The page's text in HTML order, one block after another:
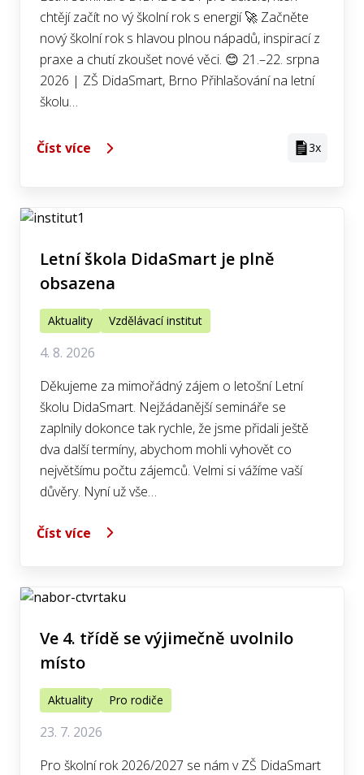
chtějí začít no vý školní rok s energií 🚀 Začněte
nový školní rok s hlavou plnou nápadů, inspirací z
praxe a chutí zkoušet nové věci. 😊 21.–22. srpna
2026 | ZŠ DidaSmart, Brno Přihlašování na letní
školu…
Číst více 3x
Letní škola DidaSmart je plně
obsazena
Aktuality Vzdělávací institut
4. 8. 2026
Děkujeme za mimořádný zájem o letošní Letní
školu DidaSmart. Nejžádanější semináře se
zaplnily dokonce tak rychle, že jsme přidali ještě
dva další termíny, abychom mohli vyhovět co
největšímu počtu zájemců. Velmi si vážíme vaší
důvěry. Nyní už vše…
Číst více
Ve 4. třídě se výjimečně uvolnilo
místo
Aktuality Pro rodiče
23. 7. 2026
Pro školní rok 2026/2027 se nám v ZŠ DidaSmart